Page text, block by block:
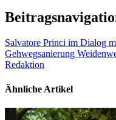
Salvatore Princi im Dialog
Gehwegsanierung
Redaktion
Ähnliche Artikel